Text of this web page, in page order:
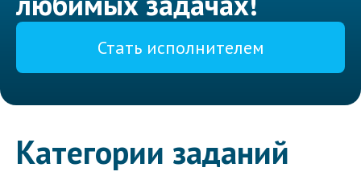
Стать исполнителем
Категории заданий